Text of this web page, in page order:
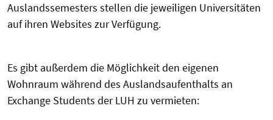
Auslandssemesters stellen die jeweiligen Universitäten
auf ihren Websites zur Verfügung.
Es gibt außerdem die Möglichkeit den eigenen
Wohnraum während des Auslandsaufenthalts an
Exchange Students der LUH zu vermieten: